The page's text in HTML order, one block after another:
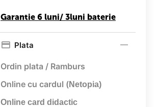
Garantie 6 luni/ 3luni baterie
Plata
Ordin plata / Ramburs
Online cu cardul (Netopia)
Online card didactic